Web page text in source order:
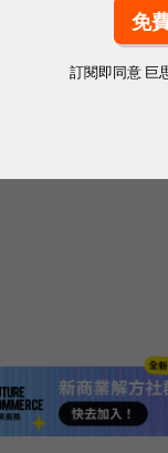
例，以換取處
戶的投資回報
與其他電
訂閱即同意 巨